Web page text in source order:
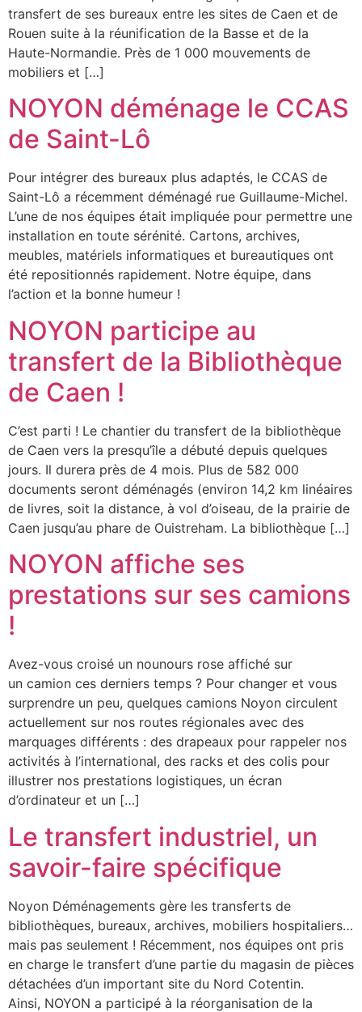
transfert de ses bureaux entre les sites de Caen et de
Rouen suite à la réunification de la Basse et de la
Haute-Normandie. Près de 1 000 mouvements de
mobiliers et […]
NOYON déménage le CCAS
de Saint-Lô
Pour intégrer des bureaux plus adaptés, le CCAS de
Saint-Lô a récemment déménagé rue Guillaume-Michel.
L’une de nos équipes était impliquée pour permettre une
installation en toute sérénité. Cartons, archives,
meubles, matériels informatiques et bureautiques ont
été repositionnés rapidement. Notre équipe, dans
l’action et la bonne humeur !
NOYON participe au
transfert de la Bibliothèque
de Caen !
C’est parti ! Le chantier du transfert de la bibliothèque
de Caen vers la presqu’île a débuté depuis quelques
jours. Il durera près de 4 mois. Plus de 582 000
documents seront déménagés (environ 14,2 km linéaires
de livres, soit la distance, à vol d’oiseau, de la prairie de
Caen jusqu’au phare de Ouistreham. La bibliothèque […]
NOYON affiche ses
prestations sur ses camions
!
Avez-vous croisé un nounours rose affiché sur
un camion ces derniers temps ? Pour changer et vous
surprendre un peu, quelques camions Noyon circulent
actuellement sur nos routes régionales avec des
marquages différents : des drapeaux pour rappeler nos
activités à l’international, des racks et des colis pour
illustrer nos prestations logistiques, un écran
d’ordinateur et un […]
Le transfert industriel, un
savoir-faire spécifique
Noyon Déménagements gère les transferts de
bibliothèques, bureaux, archives, mobiliers hospitaliers…
mais pas seulement ! Récemment, nos équipes ont pris
en charge le transfert d’une partie du magasin de pièces
détachées d’un important site du Nord Cotentin.
Ainsi, NOYON a participé à la réorganisation de la